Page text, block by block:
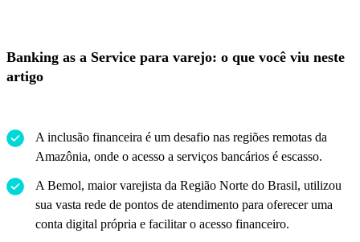
Banking as a Service para varejo: o que você viu neste
artigo
A inclusão financeira é um desafio nas regiões remotas da
Amazônia, onde o acesso a serviços bancários é escasso.
A Bemol, maior varejista da Região Norte do Brasil, utilizou
sua vasta rede de pontos de atendimento para oferecer uma
conta digital própria e facilitar o acesso financeiro.